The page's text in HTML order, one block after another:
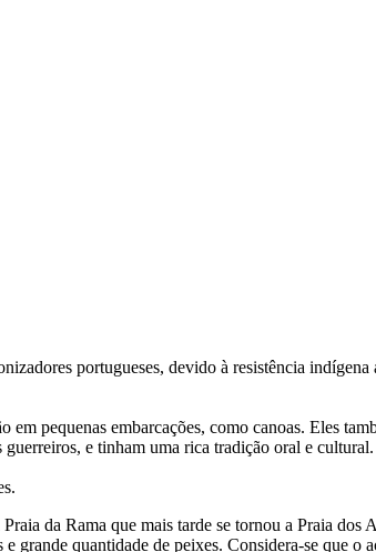
portugueses, devido à resistência
pequenas embarcações, como canoas. Eles
e tinham uma rica tradição oral e cultural.
da Rama que mais tarde se tornou a Praia dos
grande quantidade de peixes. Considera-se que o